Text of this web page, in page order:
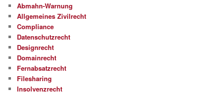
Abmahn-Warnung
Allgemeines Zivilrecht
Compliance
Datenschutzrecht
Designrecht
Domainrecht
Fernabsatzrecht
Filesharing
Insolvenzrecht